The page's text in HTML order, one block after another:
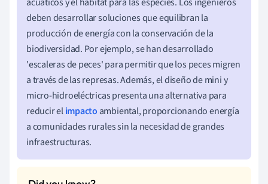
deben desarrollar soluciones que equilibran la
producción de energía con la conservación de la
biodiversidad. Por ejemplo, se han desarrollado
'escaleras de peces' para permitir que los peces migren
a través de las represas. Además, el diseño de mini y
micro-hidroeléctricas presenta una alternativa para
reducir elimpacto ambiental, proporcionando energía
a comunidades rurales sin la necesidad de grandes
infraestructuras.